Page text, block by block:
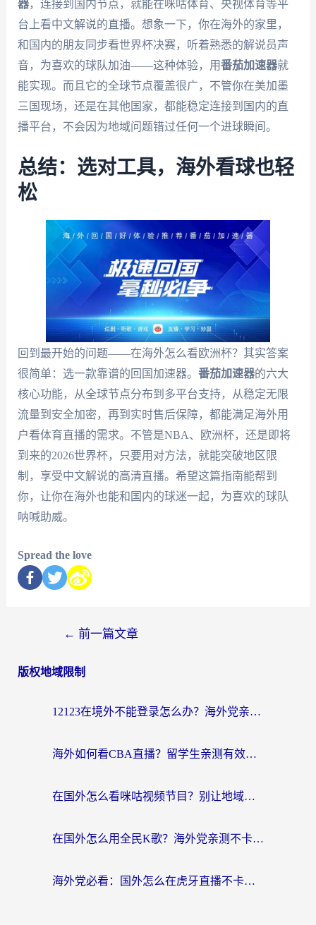
器，连接到国内节点，就能在咪咕体育、央视体育等平
台上看中文解说的直播。想象一下，你在海外的家里，
和国内的朋友同步看世界杯决赛，听着熟悉的解说员声
音，为喜欢的球队加油——这种体验，用番茄加速器就
能实现。而且它的全球节点覆盖很广，不管你在美加墨
三国现场，还是在其他国家，都能稳定连接到国内的直
播平台，不会因为地域问题错过任何一个进球瞬间。
总结：选对工具，海外看球也轻
松
回到最开始的问题——在海外怎么看欧洲杯？其实答案
很简单：选一款靠谱的回国加速器。 番茄加速器的六大
核心功能，从全球节点分布到多平台支持，从稳定无限
流量到安全加密，再到实时售后保障，都能满足海外用
户看体育直播的需求。不管是NBA、欧洲杯，还是即将
到来的2026世界杯，只要用对方法，就能突破地区限
制，享受中文解说的高清直播。希望这篇指南能帮到
你，让你在海外也能和国内的球迷一起，为喜欢的球队
呐喊助威。
Spread the love
← 前一篇文章
版权地域限制
12123在境外不能登录怎么办？海外党亲测有效的回国加速方案
海外如何看CBA直播？留学生亲测有效的体育赛事观看指南
在国外怎么看咪咕视频节目？别让地域限制挡住你的追剧自由
在国外怎么用全民K歌？海外党亲测不卡顿的回国加速秘籍
海外党必看：国外怎么在虎牙直播不卡顿？附腾讯视频网易云音乐解决方案